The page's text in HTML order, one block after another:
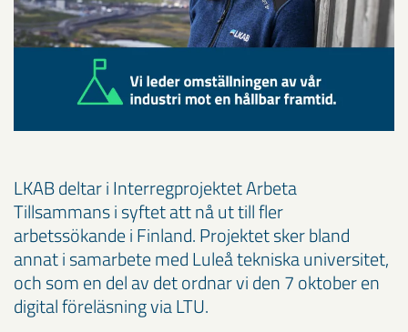
LKAB deltar i Interregprojektet Arbeta
Tillsammans i syftet att nå ut till fler
arbetssökande i Finland. Projektet sker bland
annat i samarbete med Luleå tekniska universitet,
och som en del av det ordnar vi den 7 oktober en
digital föreläsning via LTU.